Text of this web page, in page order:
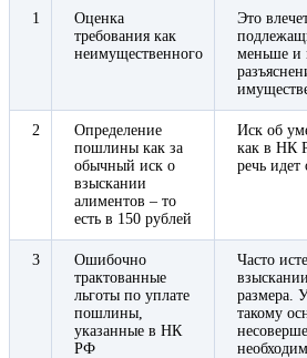
1
Оценка
требования как
неимущественного
Это
меньше и
2
Определение
пошлины как за
обычный иск о
взыскании
алиментов – то
есть в 150 рублей
Иск об
как в НК
речь
3
Ошибочно
трактованные
льготы по уплате
пошлины,
указанные в НК
РФ
Часто
размера.
такому